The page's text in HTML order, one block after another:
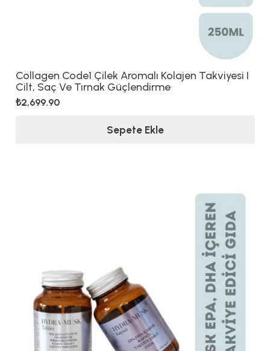
Collagen Code1 Çilek Aromalı Kolajen Takviyesi I
Cilt, Saç Ve Tırnak Güçlendirme
₺2,699.90
Sepete Ekle